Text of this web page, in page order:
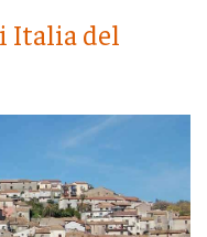
Italia del